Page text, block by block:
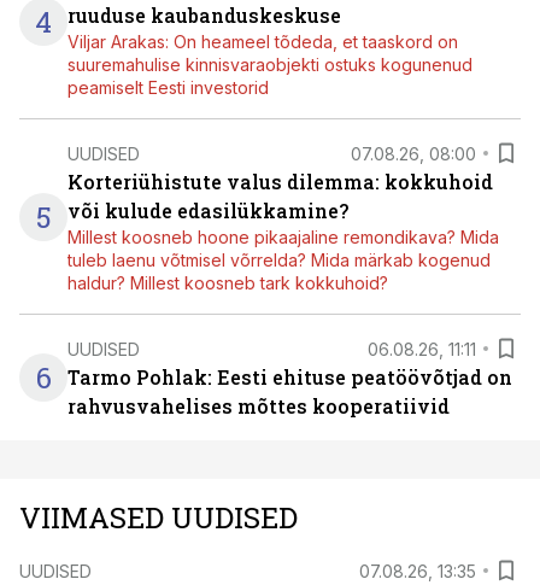
4
ruuduse kaubanduskeskuse
Viljar Arakas: On heameel tõdeda, et taaskord on
suuremahulise kinnisvaraobjekti ostuks kogunenud
peamiselt Eesti investorid
5
UUDISED 07.08.26, 08:00
Korteriühistute valus dilemma: kokkuhoid
või kulude edasilükkamine?
Millest koosneb hoone pikaajaline remondikava? Mida
tuleb laenu võtmisel võrrelda? Mida märkab kogenud
haldur? Millest koosneb tark kokkuhoid?
6
UUDISED 06.08.26, 11:11
Tarmo Pohlak: Eesti ehituse peatöövõtjad on
rahvusvahelises mõttes kooperatiivid
VIIMASED UUDISED
UUDISED 07.08.26, 13:35